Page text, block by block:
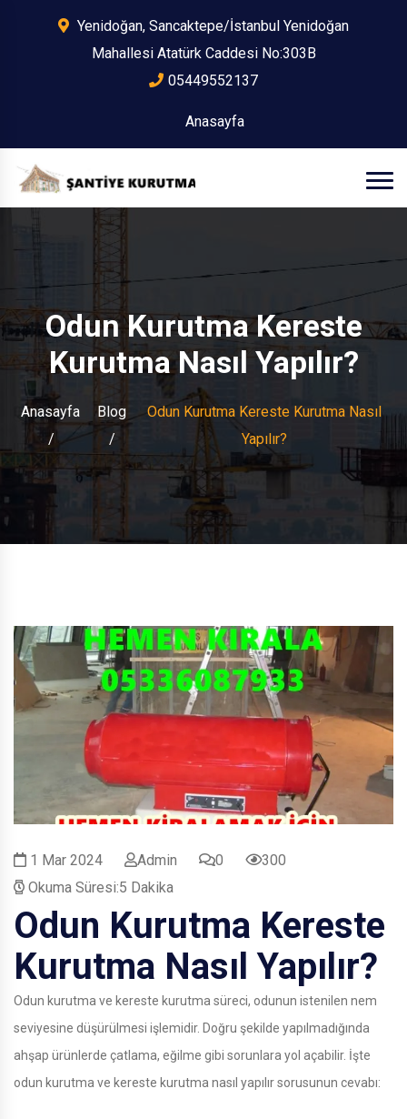
Yenidoğan, Sancaktepe/İstanbul Yenidoğan
Mahallesi Atatürk Caddesi No:303B
05449552137
Anasayfa
Odun Kurutma Kereste
Kurutma Nasıl Yapılır?
Anasayfa Blog
Odun Kurutma Kereste Kurutma Nasıl
Yapılır?
1 Mar 2024 Admin 0
300
Okuma Süresi:5 Dakika
Odun Kurutma Kereste
Kurutma Nasıl Yapılır?
Odun kurutma ve kereste kurutma süreci, odunun istenilen nem
seviyesine düşürülmesi işlemidir. Doğru şekilde yapılmadığında
ahşap ürünlerde çatlama, eğilme gibi sorunlara yol açabilir. İşte
odun kurutma ve kereste kurutma nasıl yapılır sorusunun cevabı: